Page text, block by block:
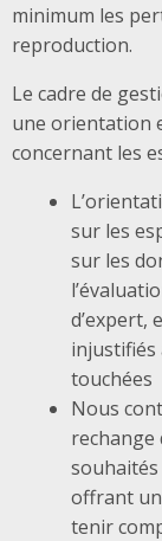
minimum les
reproduction.
Le cadre de
une orientation
concernant les
sur les
sur les
d’expert,
injustifiés
touchées
Nous
rechange
offrant un
tenir